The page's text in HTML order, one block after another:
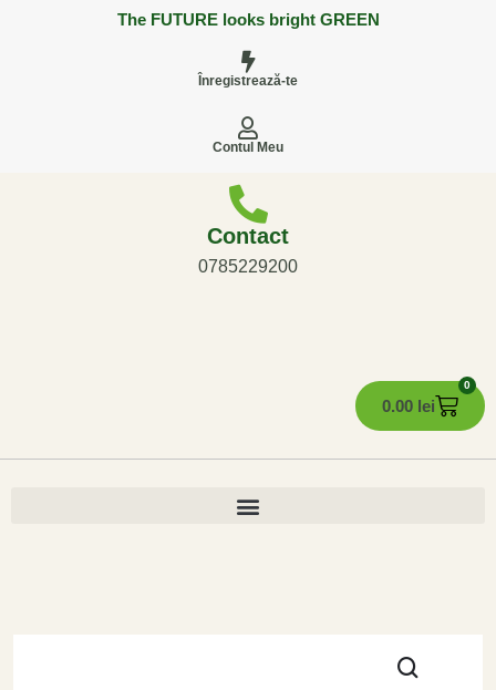
The FUTURE looks bright GREEN
Înregistrează-te
Contul Meu
Contact
0785229200
0.00 lei
0